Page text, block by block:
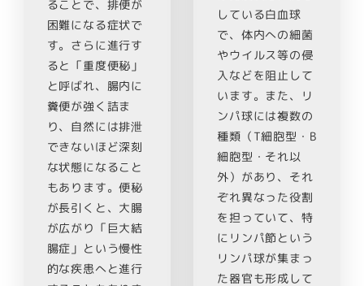
ることで、排便が
困難になる症状で
す。さらに進行す
ると「重度便秘」
と呼ばれ、腸内に
糞便が強く詰ま
り、自然には排泄
できないほど深刻
な状態になること
もあります。便秘
が長引くと、大腸
が広がり「巨大結
腸症」という慢性
的な疾患へと進行
している白血球
で、体内への細菌
やウイルス等の侵
入などを阻止して
います。また、リ
ンパ球には複数の
種類（T細胞型・B
細胞型・それ以
外）があり、それ
ぞれ異なった役割
を担っていて、特
にリンパ節という
リンパ球が集まっ
た器官も形成して